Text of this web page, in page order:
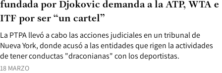
18 MARZO
La PTPA llevó a cabo las acciones judiciales en un tribunal de
Nueva York, donde acusó a las entidades que rigen la actividades
de tener conductas "draconianas" con los deportistas.
fundada por Djokovic demanda a la ATP, WTA e
ITF por ser “un cartel”